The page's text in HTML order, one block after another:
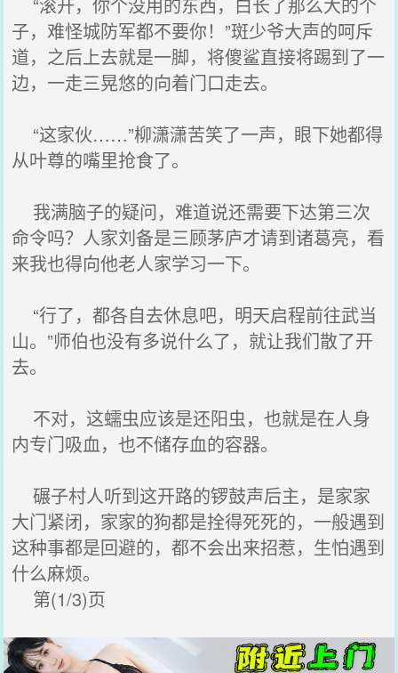
子，难怪城防军都不要你！”斑少爷大声的呵斥
道，之后上去就是一脚，将傻鲨直接将踢到了一
边，一走三晃悠的向着门口走去。
“这家伙……”柳潇潇苦笑了一声，眼下她都得
从叶尊的嘴里抢食了。
我满脑子的疑问，难道说还需要下达第三次
命令吗？人家刘备是三顾茅庐才请到诸葛亮，看
来我也得向他老人家学习一下。
“行了，都各自去休息吧，明天启程前往武当
山。”师伯也没有多说什么了，就让我们散了开
去。
不对，这蠕虫应该是还阳虫，也就是在人身
内专门吸血，也不储存血的容器。
碾子村人听到这开路的锣鼓声后主，是家家
大门紧闭，家家的狗都是拴得死死的，一般遇到
这种事都是回避的，都不会出来招惹，生怕遇到
什么麻烦。
第(1/3)页